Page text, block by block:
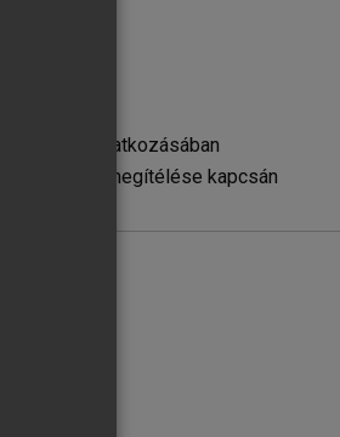
vonatkozásában
megítélése kapcsán